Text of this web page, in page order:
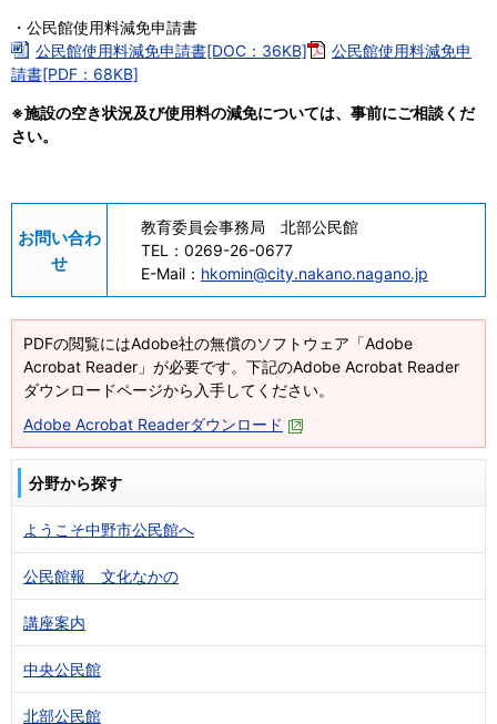
・公民館使用料減免申請書
公民館使用料減免申請書[DOC：36KB]
公民館使用料減免申
請書[PDF：68KB]
※施設の空き状況及び使用料の減免については、事前にご相談くだ
さい。
お問い合わ
せ
教育委員会事務局 北部公民館
TEL： 0269-26-0677
E-Mail： hkomin@city.nakano.nagano.jp
PDFの閲覧にはAdobe社の無償のソフトウェア「Adobe
Acrobat Reader」が必要です。下記のAdobe Acrobat Reader
ダウンロードページから入手してください。
Adobe Acrobat Readerダウンロード
分野から探す
ようこそ中野市公民館へ
公民館報 文化なかの
講座案内
中央公民館
北部公民館